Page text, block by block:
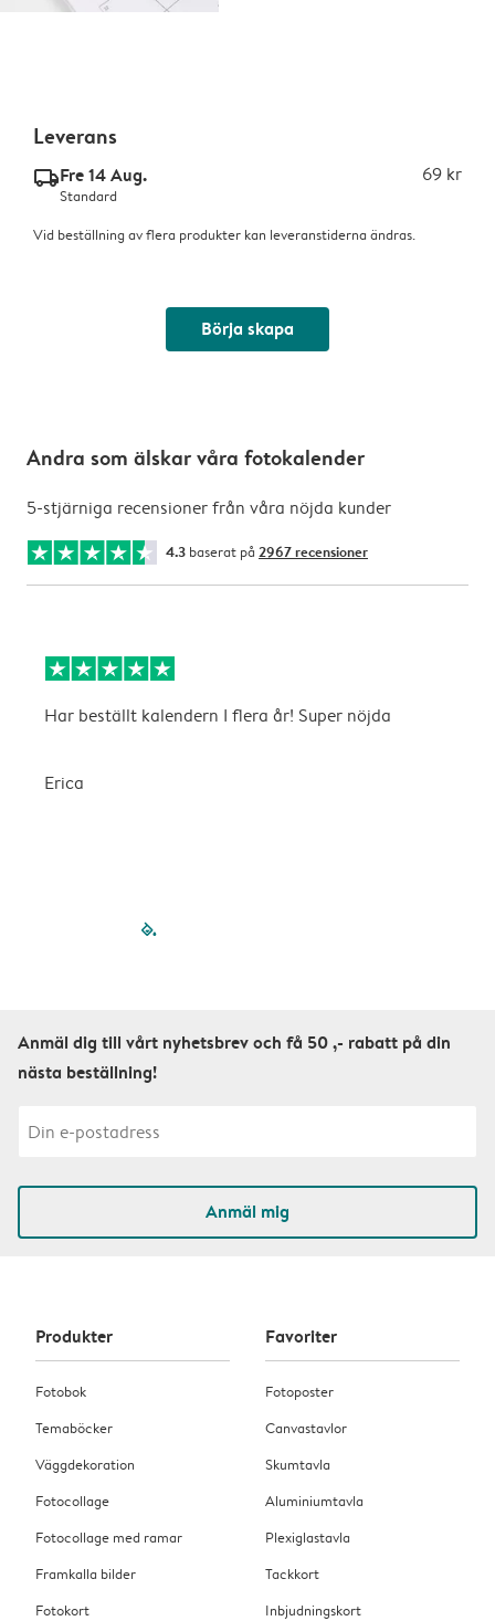
Leverans
delivery_standard_v2Fre 14 Aug. 69 kr
Standard
Vid beställning av flera produkter kan leveranstiderna ändras.
Börja skapa
Andra som älskar våra fotokalender
5-stjärniga recensioner från våra nöjda kunder
4.3 baserat på 2967 recensioner
Har beställt kalendern I flera år! Super nöjda
Erica
filled-pagination
Anmäl dig till vårt nyhetsbrev och få 50 ,- rabatt på din
nästa beställning!
Anmäl mig
Produkter
Fotobok
Temaböcker
Väggdekoration
Fotocollage
Fotocollage med ramar
Framkalla bilder
Fotokort
Favoriter
Fotoposter
Canvastavlor
Skumtavla
Aluminiumtavla
Plexiglastavla
Tackkort
Inbjudningskort